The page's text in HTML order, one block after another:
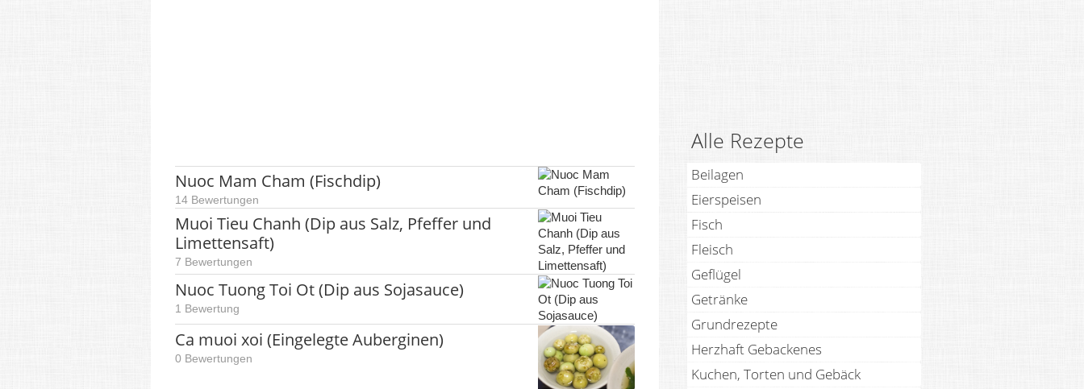
Nuoc Mam Cham (Fischdip)
14 Bewertungen
Muoi Tieu Chanh (Dip aus Salz, Pfeffer und
Limettensaft)
7 Bewertungen
Nuoc Tuong Toi Ot (Dip aus Sojasauce)
1 Bewertung
Ca muoi xoi (Eingelegte Auberginen)
0 Bewertungen
Alle Rezepte
Beilagen
Eierspeisen
Fisch
Fleisch
Geflügel
Getränke
Grundrezepte
Herzhaft Gebackenes
Kuchen, Torten und Gebäck